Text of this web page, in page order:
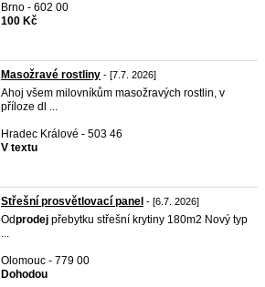
Brno - 602 00
100 Kč
Masožravé rostliny - [7.7. 2026]
Ahoj všem milovníkům masožravých rostlin, v
příloze dl ...
Hradec Králové - 503 46
V textu
Střešní prosvětlovací panel - [6.7. 2026]
Odprodej přebytku střešní krytiny 180m2 Nový typ
...
Olomouc - 779 00
Dohodou